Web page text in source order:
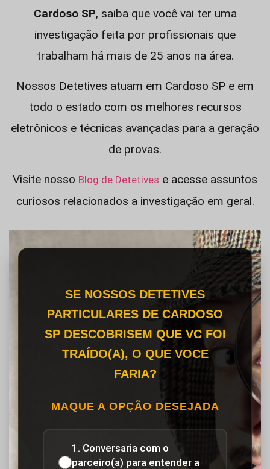
Cardoso SP, saiba que você vai ter uma
investigação feita por profissionais que
trabalham há mais de 25 anos na área.
Nossos Detetives atuam em Cardoso SP e em
todo o estado com os melhores recursos
eletrônicos e técnicas avançadas para a geração
de provas.
Visite nosso Blog de Detetives e acesse assuntos
curiosos relacionados a investigação em geral.
SE NOSSOS DETETIVES
PARTICULARES DE CARDOSO
SP DESCOBRISEM QUE VC FOI
TRAÍDO(A), O QUE VOCE
FARIA?
MAQUE A OPÇÃO DESEJADA
1. Conversaria com o
parceiro(a) para entender a